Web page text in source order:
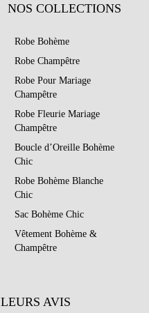
NOS COLLECTIONS
Robe Bohème
Robe Champêtre
Robe Pour Mariage
Champêtre
Robe Fleurie Mariage
Champêtre
Boucle d’Oreille Bohème
Chic
Robe Bohème Blanche
Chic
Sac Bohème Chic
Vêtement Bohème &
Champêtre
LEURS AVIS